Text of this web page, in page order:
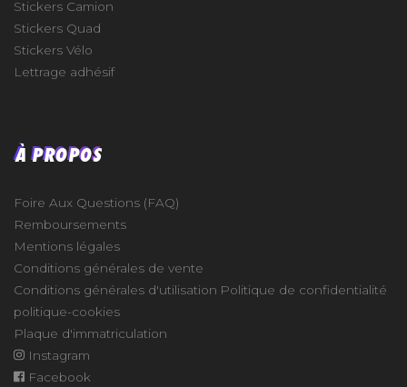
Stickers Camion
Stickers Quad
Stickers Vélo
Lettrage adhésif
À PROPOS
Foire Aux Questions (FAQ)
Remboursements
Mentions légales
Conditions générales de vente
Conditions générales d'utilisation Politique de confidentialité
politique-cookies
Plaque d'immatriculation
Instagram
Facebook